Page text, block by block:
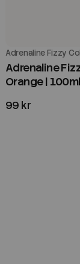
Adrenaline Fizzy
Adrenaline
Orange |
99 kr